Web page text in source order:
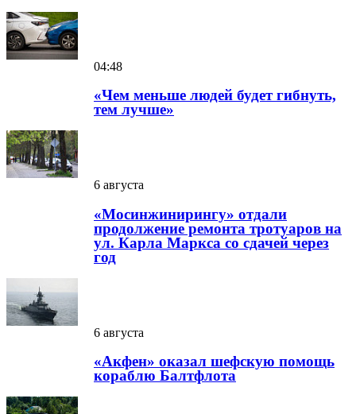
04:48
«Чем меньше людей будет гибнуть,
тем лучше»
6 августа
«Мосинжинирингу» отдали
продолжение ремонта тротуаров на
ул. Карла Маркса со сдачей через
год
6 августа
«Акфен» оказал шефскую помощь
кораблю Балтфлота